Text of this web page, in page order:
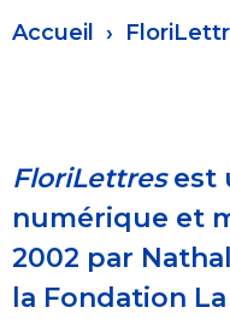
Fil
Accueil
FloriLettresest
numérique et
2002 par
la Fondation